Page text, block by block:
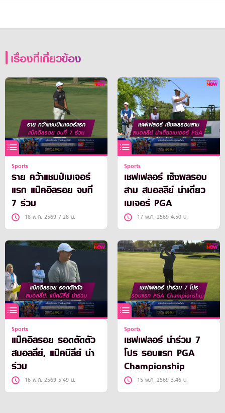
เรื่องที่เกี่ยวข้อง
Sports
ราย คว้าแชมป์เมเจอร์
แรก แม็คอิลรอย จบที่
7 ร่วม
18 พ.ค. 2569 7:28 น.
Sports
เชฟเฟลอร์ เซ็งผลรอบ
สาม สมอลลีย์ นำเดี่ยว
เมเจอร์ PGA
17 พ.ค. 2569 4:50 น.
Sports
แม็คอิลรอย รอดตัดตัว
สมอลลี่ย์, แม็คนีลี่ย์ นำ
ร่วม
16 พ.ค. 2569 5:49 น.
Sports
เชฟเฟลอร์ นำร่วม 7
โปร รอบแรก PGA
Championship
15 พ.ค. 2569 3:46 น.